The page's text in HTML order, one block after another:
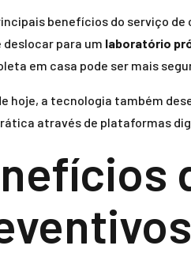
benefícios do serviço
deslocar para um laboratório
em casa pode ser mais
hoje, a tecnologia também
através de plataformas